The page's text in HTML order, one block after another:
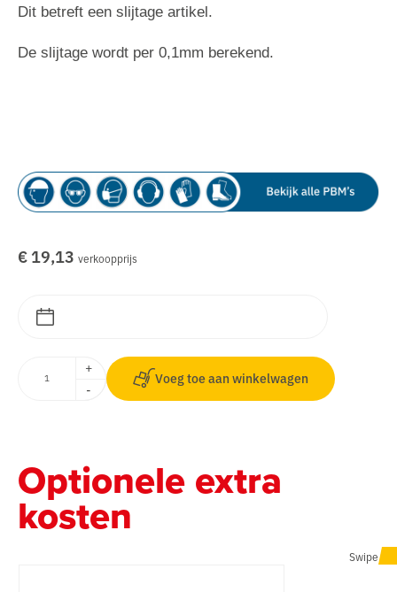
Dit betreft een slijtage artikel.
De slijtage wordt per 0,1mm berekend.
€ 19,13 verkoopprijs
+
-
Voeg toe aan winkelwagen
Optionele extra
kosten
Swipe